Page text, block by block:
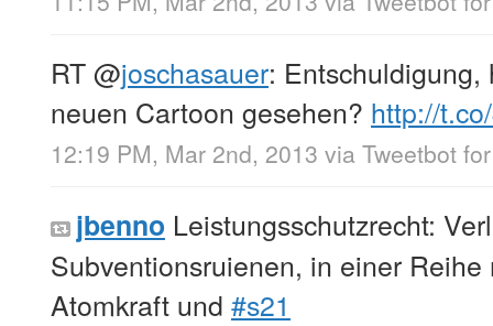
RT@joschasauer:
neuen Cartoon gesehen? http://
12:19 PM, Mar 2nd, 2013 via Tweetbot
jbenno Leistungsschutzrecht:
Subventionsruienen, in einer
Atomkraft und #s21